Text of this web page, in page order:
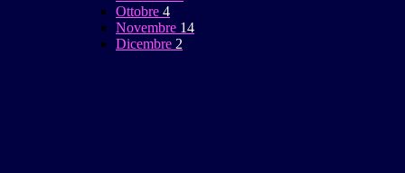
Ottobre 4
Novembre 14
Dicembre 2